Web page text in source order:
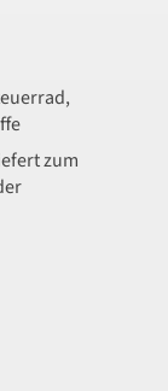
zum